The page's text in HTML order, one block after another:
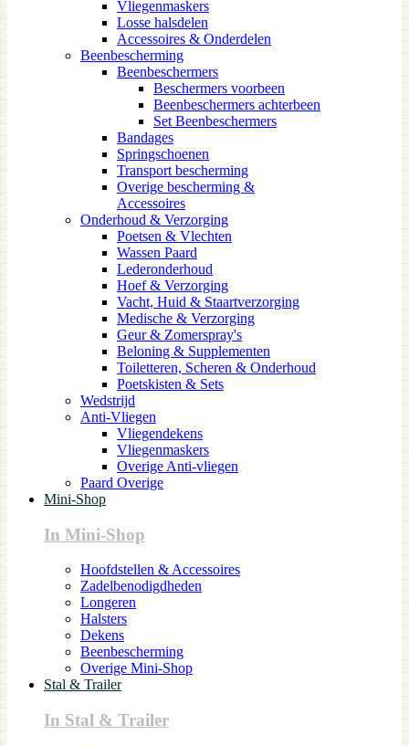
Vliegenmaskers
Losse halsdelen
Accessoires & Onderdelen
Beenbescherming
Beenbeschermers
Beschermers voorbeen
Beenbeschermers achterbeen
Set Beenbeschermers
Bandages
Springschoenen
Transport bescherming
Overige bescherming &
Accessoires
Onderhoud & Verzorging
Poetsen & Vlechten
Wassen Paard
Lederonderhoud
Hoef & Verzorging
Vacht, Huid & Staartverzorging
Medische & Verzorging
Geur & Zomerspray's
Beloning & Supplementen
Toiletteren, Scheren & Onderhoud
Poetskisten & Sets
Wedstrijd
Anti-Vliegen
Vliegendekens
Vliegenmaskers
Overige Anti-vliegen
Paard Overige
Mini-Shop
In Mini-Shop
Hoofdstellen & Accessoires
Zadelbenodigdheden
Longeren
Halsters
Dekens
Beenbescherming
Overige Mini-Shop
Stal & Trailer
In Stal & Trailer